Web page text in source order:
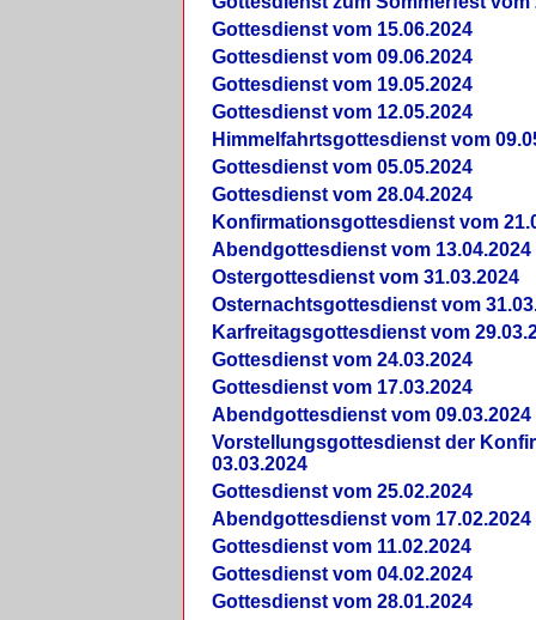
Gottesdienst vom 15.06.2024
Gottesdienst vom 09.06.2024
Gottesdienst vom 19.05.2024
Gottesdienst vom 12.05.2024
Himmelfahrtsgottesdienst vom
Gottesdienst vom 05.05.2024
Gottesdienst vom 28.04.2024
Konfirmationsgottesdienst vom
Abendgottesdienst vom 13.04.2024
Ostergottesdienst vom 31.03.2024
Osternachtsgottesdienst vom
Karfreitagsgottesdienst vom
Gottesdienst vom 24.03.2024
Gottesdienst vom 17.03.2024
Abendgottesdienst vom 09.03.2024
Vorstellungsgottesdienst der
03.03.2024
Gottesdienst vom 25.02.2024
Abendgottesdienst vom 17.02.2024
Gottesdienst vom 11.02.2024
Gottesdienst vom 04.02.2024
Gottesdienst vom 28.01.2024